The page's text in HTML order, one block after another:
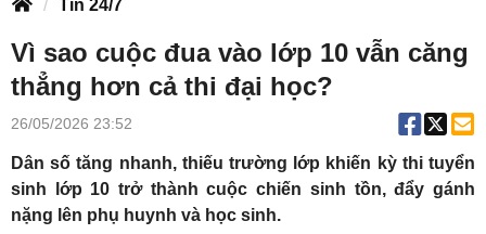
Tin 24/7
Vì sao cuộc đua vào lớp 10 vẫn căng
thẳng hơn cả thi đại học?
26/05/2026 23:52
Dân số tăng nhanh, thiếu trường lớp khiến kỳ thi tuyển
sinh lớp 10 trở thành cuộc chiến sinh tồn, đẩy gánh
nặng lên phụ huynh và học sinh.